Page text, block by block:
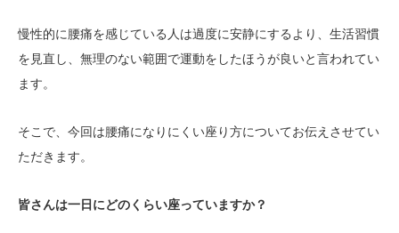
慢性的に腰痛を感じている人は過度に安静にするより、生活習慣
を見直し、無理のない範囲で運動をしたほうが良いと言われてい
ます。
そこで、今回は腰痛になりにくい座り方についてお伝えさせてい
ただきます。
皆さんは一日にどのくらい座っていますか？